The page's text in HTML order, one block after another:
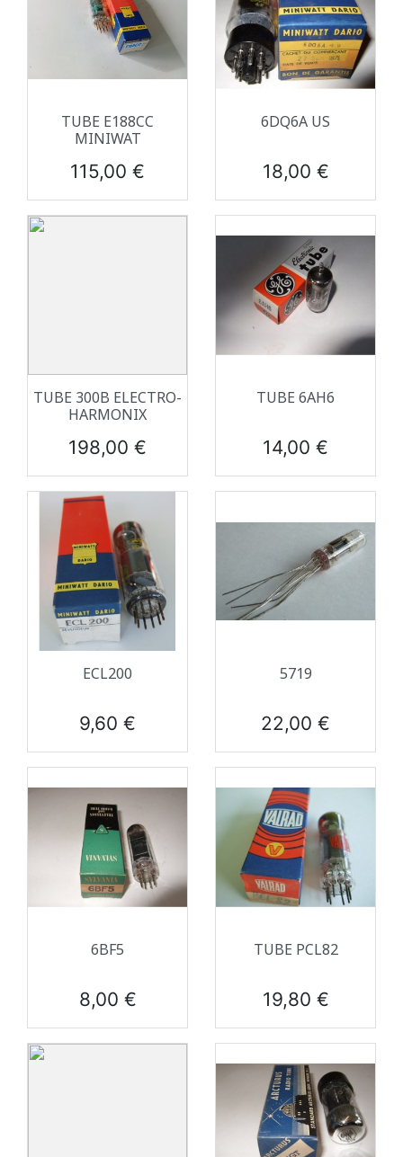
TUBE E188CC
MINIWAT
Prix
115,00 €
6DQ6A US
Prix
18,00 €
TUBE 300B ELECTRO-
HARMONIX
Prix
198,00 €
TUBE 6AH6
Prix
14,00 €
ECL200
Prix
9,60 €
5719
Prix
22,00 €
6BF5
Prix
8,00 €
TUBE PCL82
Prix
19,80 €